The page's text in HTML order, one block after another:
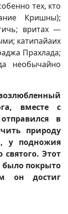
тех, кто
Кришны);
вритах —
катипайаих
Прахлада;
необычайно
вместе с
в
природу
у подножия
святого. Этот
было покрыто
он достиг